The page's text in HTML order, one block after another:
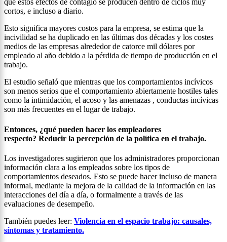
que estos efectos de contagio se producen dentro de ciclos muy
cortos, e incluso a diario.
Esto significa mayores costos para la empresa, se estima que la
incivilidad se ha duplicado en las últimas dos décadas y los costes
medios de las empresas alrededor de catorce mil dólares por
empleado al año debido a la pérdida de tiempo de producción en el
trabajo.
El estudio señaló que mientras que los comportamientos incívicos
son menos serios que el comportamiento abiertamente hostiles tales
como la intimidación, el acoso y las amenazas , conductas incívicas
son más frecuentes en el lugar de trabajo.
Entonces, ¿qué pueden hacer los empleadores
respecto? Reducir la percepción de la política en el trabajo.
Los investigadores sugirieron que los administradores proporcionan
información clara a los empleados sobre los tipos de
comportamientos deseados. Esto se puede hacer incluso de manera
informal, mediante la mejora de la calidad de la información en las
interacciones del día a día, o formalmente a través de las
evaluaciones de desempeño.
También puedes leer: Violencia en el espacio trabajo: causales,
síntomas y tratamiento.